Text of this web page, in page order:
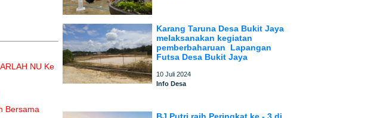
NU Ke
Bersama
Karang Taruna Desa Bukit Jaya
melaksanakan kegiatan
pemberbaharuan Lapangan
Futsa Desa Bukit Jaya
10 Juli 2024
Info Desa